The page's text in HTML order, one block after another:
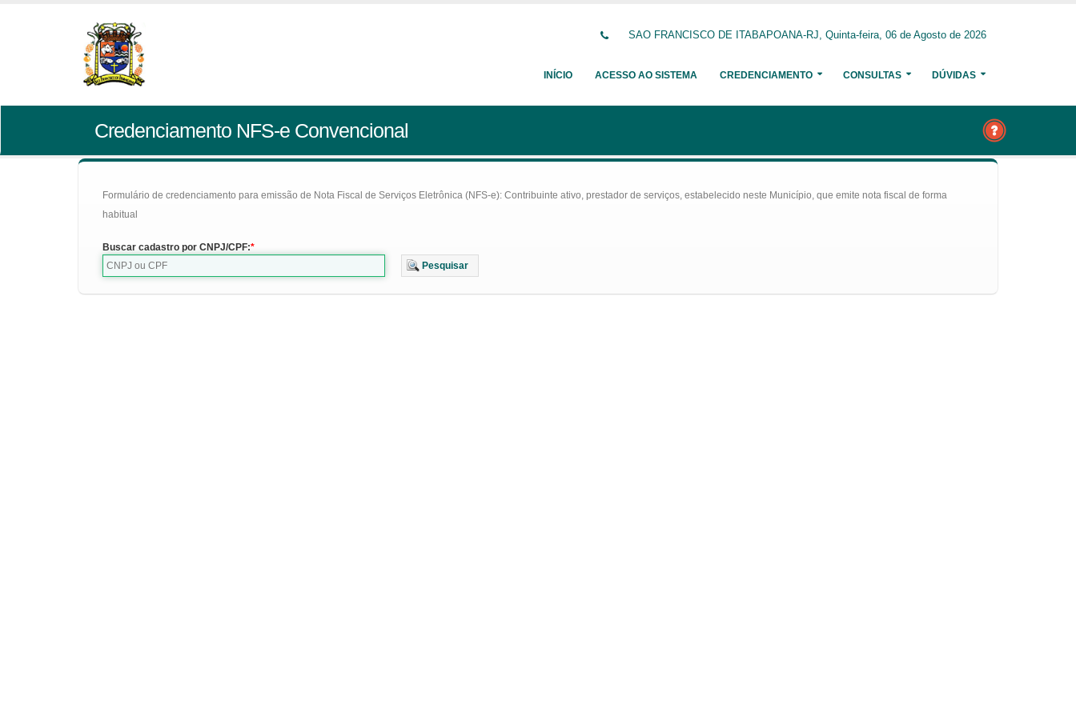
SAO FRANCISCO DE ITABAPOANA-RJ, Quinta-feira, 06 de Agosto de 2026
INÍCIO ACESSO AO SISTEMA CREDENCIAMENTO CONSULTAS DÚVIDAS
Credenciamento NFS-e Convencional
Formulário de credenciamento para emissão de Nota Fiscal de Serviços Eletrônica (NFS-e): Contribuinte ativo, prestador de serviços, estabelecido neste Município, que emite nota fiscal de forma
habitual
Buscar cadastro por CNPJ/CPF:
Pesquisar